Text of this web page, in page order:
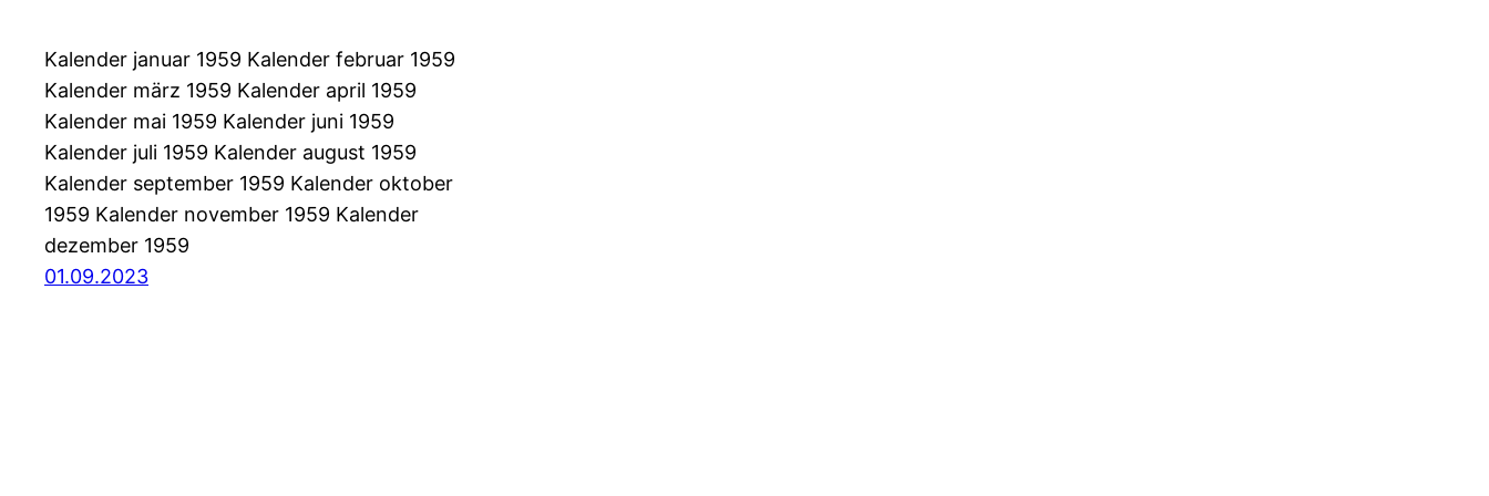
Kalender januar 1959 Kalender februar 1959
Kalender märz 1959 Kalender april 1959
Kalender mai 1959 Kalender juni 1959
Kalender juli 1959 Kalender august 1959
Kalender september 1959 Kalender oktober
1959 Kalender november 1959 Kalender
dezember 1959
01.09.2023